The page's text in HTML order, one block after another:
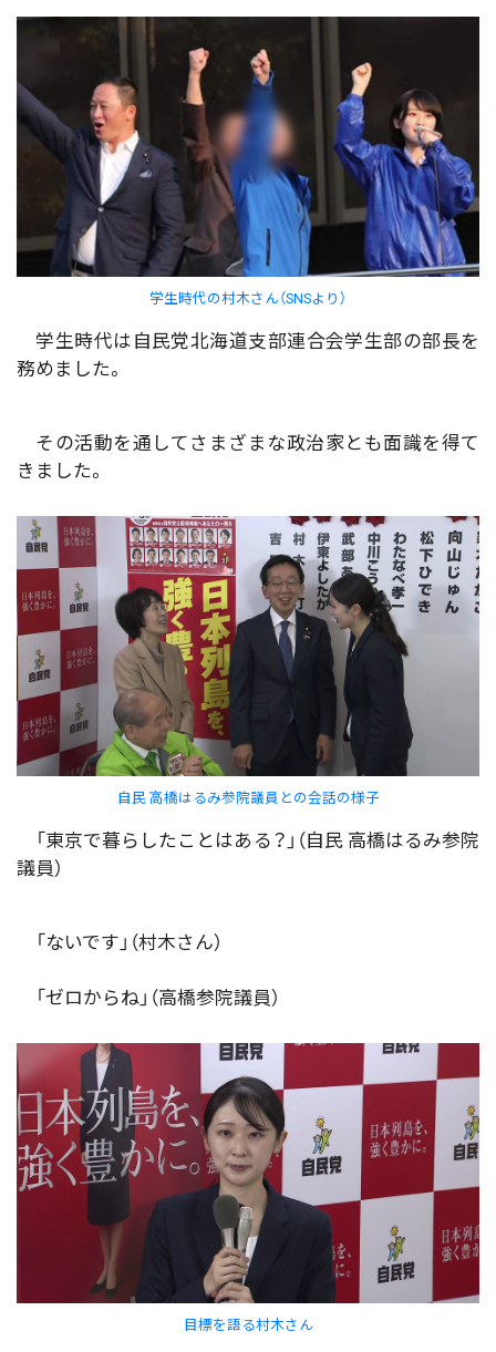
学生時代の村木さん（SNSより）
学生時代は自民党北海道支部連合会学生部の部長を
務めました。
その活動を通してさまざまな政治家とも面識を得て
きました。
自民 高橋はるみ参院議員との会話の様子
「東京で暮らしたことはある？」（自民 高橋はるみ参院
議員）
「ないです」（村木さん）
「ゼロからね」（高橋参院議員）
目標を語る村木さん